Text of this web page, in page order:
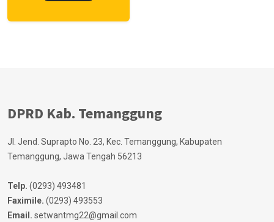
DPRD Kab. Temanggung
Jl. Jend. Suprapto No. 23, Kec. Temanggung, Kabupaten
Temanggung, Jawa Tengah 56213
Telp. (0293) 493481
Faximile. (0293) 493553
Email. setwantmg22@gmail.com